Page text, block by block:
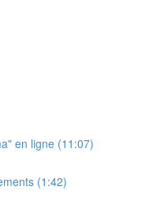
en ligne (11:07)
(1:42)